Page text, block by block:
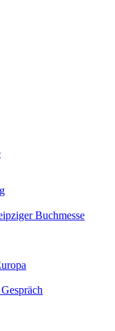
Buchmesse